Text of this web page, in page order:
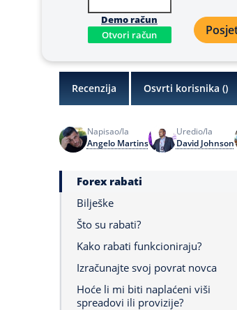
Demo račun
Otvori račun
Recenzija Osvrti korisnika ()
Napisao/la
Angelo Martins
Uredio/la
David Johnson
Forex rabati
Bilješke
Što su rabati?
Kako rabati funkcioniraju?
Izračunajte svoj povrat novca
Hoće li mi biti naplaćeni viši
spreadovi ili provizije?